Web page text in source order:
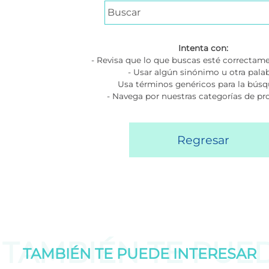
Intenta con:
- Revisa que lo que buscas esté
- Usar algún sinónimo u otra
Usa términos genéricos para la
- Navega por nuestras categorías de
Regresar
TAMBIÉN TE
TAMBIÉN TE PUEDE INTERESAR